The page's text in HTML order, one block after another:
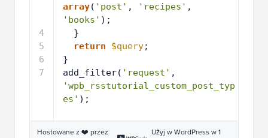
4
5
6
7
array( 'post' , 'recipes'
'books' );
}
return
$query;
}
add_filter( 'request'
'wpb_rsstutorial_custom_post_typ
es' );
Hostowane z ❤️ przez
Użyj w WordPress w 1